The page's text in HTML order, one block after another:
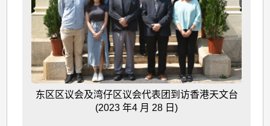
东区区议会及湾仔区议会代表团到访香港天文台
(2023 年4 月 28 日)